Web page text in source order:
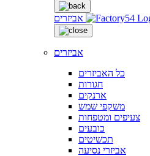
אביזרים
אביזרים
כל האביזרים
חגורות
ארנקים
משקפי שמש
צעיפים ומטפחות
כובעים
תכשיטים
אביזרי נסיעה